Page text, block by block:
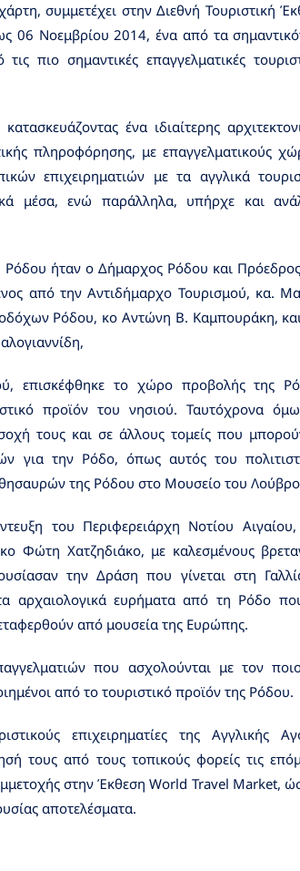
συμμετέχει στην Διεθνή Τουριστική
06 Νοεμβρίου 2014, ένα από τα
πιο σημαντικές επαγγελματικές
ένα ιδιαίτερης
πληροφόρησης, με επαγγελματικούς
επιχειρηματιών με τα αγγλικά
μέσα, ενώ παράλληλα, υπήρχε και
Ρόδου ήταν ο Δήμαρχος Ρόδου και
από την Αντιδήμαρχο Τουρισμού, κα.
Ρόδου, κο Αντώνη Β. Καμπουράκη,
επισκέφθηκε το χώρο προβολής της
προϊόν του νησιού. Ταυτόχρονα
τους και σε άλλους τομείς που
για την Ρόδο, όπως αυτός του
της Ρόδου στο Μουσείο του
του Περιφερειάρχη Νοτίου
Φώτη Χατζηδιάκο, με καλεσμένους
την Δράση που γίνεται στη
αρχαιολογικά ευρήματα από τη Ρόδο
από μουσεία της Ευρώπης.
που ασχολούνται με τον
από το τουριστικό προϊόν της Ρόδου.
επιχειρηματίες της Αγγλικής
τους από τους τοπικούς φορείς τις
στην Έκθεση World Travel Market,
αποτελέσματα.